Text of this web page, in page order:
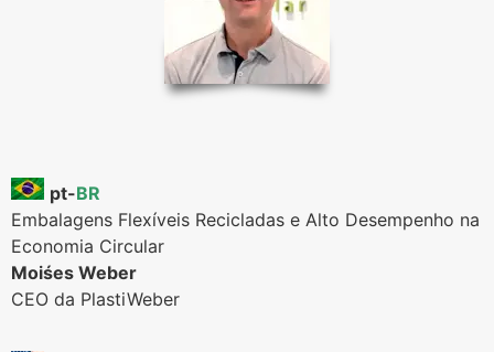
pt-BR
Embalagens Flexíveis Recicladas e Alto Desempenho na
Economia Circular
Moiśes Weber
CEO da PlastiWeber